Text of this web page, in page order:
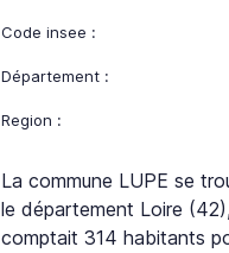
Code insee :
Département :
Region :
La commune LUPE se
le département Loire
comptait 314 habitants